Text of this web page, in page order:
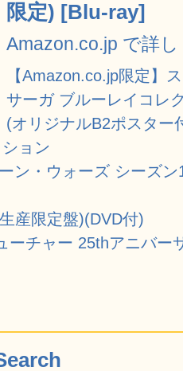
限定) [Blu-ray]
Amazon.co.jp で詳
【Amazon.co.jp限定】
サーガ ブルーレイコレ
(オリジナルB2ポスター
ョン
ン・ウォーズ シーズ
産限定盤)(DVD付)
ーチャー 25thアニバー